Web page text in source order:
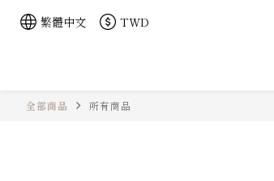
繁體中文 TWD
全部商品 所有商品